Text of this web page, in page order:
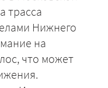
трасса
Нижнего
на
что может